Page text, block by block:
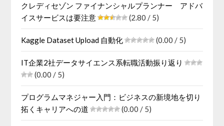
クレディセゾン ファイナンシャルプランナー アドバ
イスサービスは要注意
(2.80 / 5)
Kaggle Dataset Upload 自動化 (0.00 / 5)
IT企業2社データサイエンス系転職活動振り返り
(0.00 / 5)
プログラムマネジャー入門：ビジネスの新境地を切り
拓くキャリアへの道
(0.00 / 5)